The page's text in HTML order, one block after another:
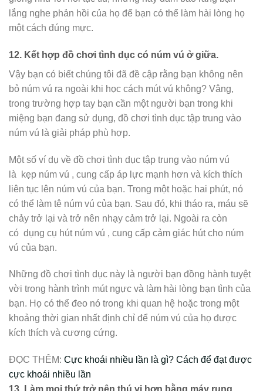
lắng nghe phản hồi của họ để bạn có thể làm hài lòng họ
một cách đúng mực.
12. Kết hợp đồ chơi tình dục có núm vú ở giữa.
Vậy bạn có biết chúng tôi đã đề cập rằng bạn không nên
bỏ núm vú ra ngoài khi học cách mút vú không? Vâng,
trong trường hợp tay bạn cần một người bạn trong khi
miệng bạn đang sử dụng, đồ chơi tình dục tập trung vào
núm vú là giải pháp phù hợp.
Một số ví dụ về đồ chơi tình dục tập trung vào núm vú
là
kẹp núm vú , cung cấp áp lực mạnh hơn và kích thích
liên tục lên núm vú của bạn. Trong một hoặc hai phút, nó
có thể làm tê núm vú của bạn. Sau đó, khi tháo ra, máu sẽ
chảy trở lại và trở nên nhạy cảm trở lại. Ngoài ra còn
có dụng cụ hút núm vú , cung cấp cảm giác hút cho núm
vú của bạn.
Những đồ chơi tình dục này là người bạn đồng hành tuyệt
vời trong hành trình mút ngực và làm hài lòng bạn tình của
bạn. Họ có thể đeo nó trong khi quan hệ hoặc trong một
khoảng thời gian nhất định chỉ để núm vú của họ được
kích thích và cương cứng.
ĐỌC THÊM: Cực khoái nhiều lần là gì? Cách để đạt được
cực khoái nhiều lần